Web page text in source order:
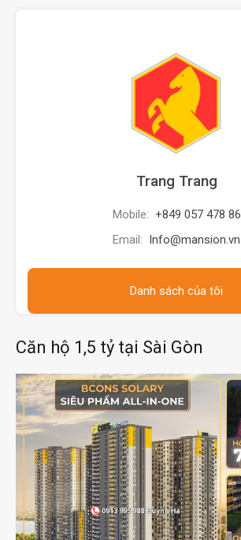
Trang Trang
Mobile: +849 057 478 86
Email: Info@mansion.vn
Danh sách của tôi
Căn hộ 1,5 tỷ tại Sài Gòn